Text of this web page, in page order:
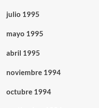
julio 1995
mayo 1995
abril 1995
noviembre 1994
octubre 1994